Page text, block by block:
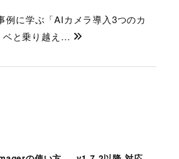
例に学ぶ「AIカメラ導入3つのカ
ベと乗り越え…